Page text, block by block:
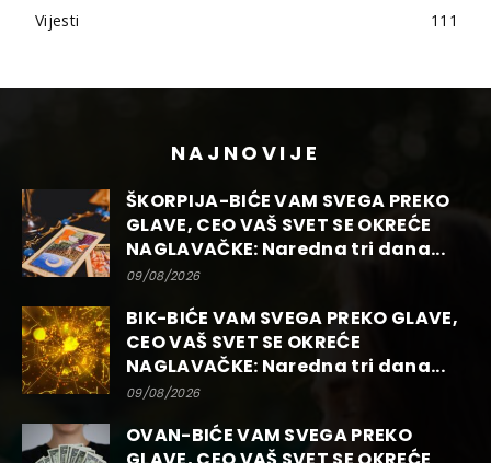
Vijesti
111
NAJNOVIJE
ŠKORPIJA-BIĆE VAM SVEGA PREKO
GLAVE, CEO VAŠ SVET SE OKREĆE
NAGLAVAČKE: Naredna tri dana...
09/08/2026
BIK-BIĆE VAM SVEGA PREKO GLAVE,
CEO VAŠ SVET SE OKREĆE
NAGLAVAČKE: Naredna tri dana...
09/08/2026
OVAN-BIĆE VAM SVEGA PREKO